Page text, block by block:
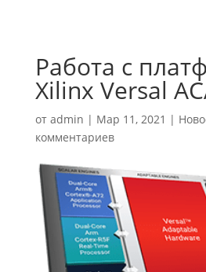
Работа с
Xilinx Versal
от admin | Мар 11, 2021 |
комментариев